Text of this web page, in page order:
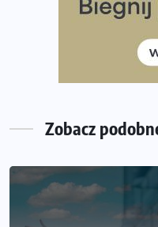
Ile razy w tygodniu
często biegać, żeby
Już w ten weekend!
i Półmaraton
Zobacz